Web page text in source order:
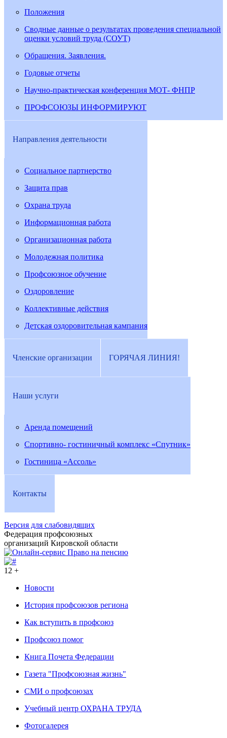
Положения
Сводные данные о результатах проведения специальной
оценки условий труда (СОУТ)
Обращения. Заявления.
Годовые отчеты
Научно-практическая конференция МОТ- ФНПР
ПРОФСОЮЗЫ ИНФОРМИРУЮТ
Направления деятельности
Социальное партнерство
Защита прав
Охрана труда
Информационная работа
Организационная работа
Молодежная политика
Профсоюзное обучение
Оздоровление
Коллективные действия
Детская оздоровительная кампания
Членские организации ГОРЯЧАЯ ЛИНИЯ!
Наши услуги
Аренда помещений
Спортивно- гостиничный комплекс «Спутник»
Гостиница «Ассоль»
Контакты
Версия для слабовидящих
Федерация профсоюзных
организаций Кировской области
12 +
Новости
История профсоюзов региона
Как вступить в профсоюз
Профсоюз помог
Книга Почета Федерации
Газета "Профсоюзная жизнь"
СМИ о профсоюзах
Учебный центр ОХРАНА ТРУДА
Фотогалерея